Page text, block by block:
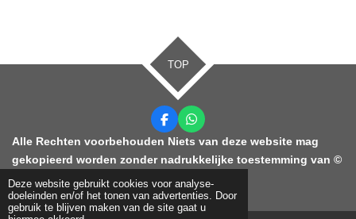
Deze website gebruikt cookies voor analyse-
doeleinden en/of het tonen van advertenties. Door
gebruik te blijven maken van de site gaat u
TOP
F
a
c
e
b
o
o
k
W
h
a
t
s
A
p
p
Alle Rechten voorbehouden Niets van deze website mag
gekopieerd worden zonder nadrukkelijke toestemming van ©
2021 KDC Ontruimingen